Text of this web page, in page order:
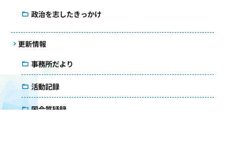
政治を志したきっかけ
更新情報
事務所だより
活動記録
国会質疑録